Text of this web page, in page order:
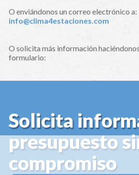
O enviándonos un correo electrónico a:
info@clima4estaciones.com
O solicita más información
formulario:
Solicita
presupuesto
compromiso